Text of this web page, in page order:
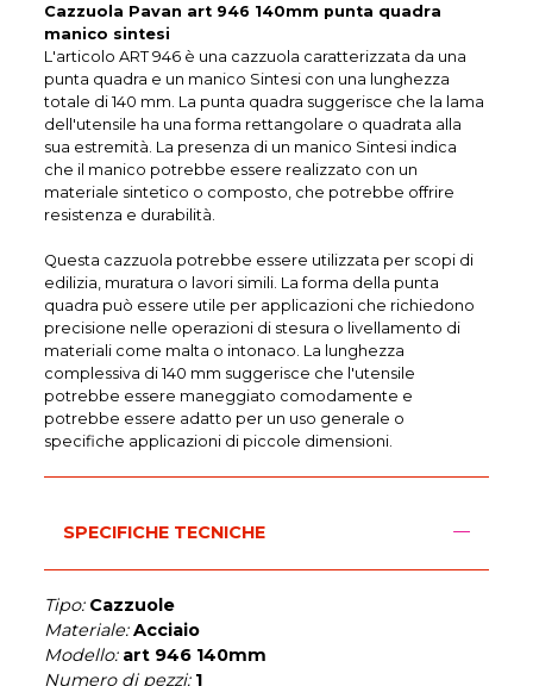
Cazzuola Pavan art 946 140mm punta quadra
manico sintesi
L'articolo ART 946 è una cazzuola caratterizzata da una
punta quadra e un manico Sintesi con una lunghezza
totale di 140 mm. La punta quadra suggerisce che la lama
dell'utensile ha una forma rettangolare o quadrata alla
sua estremità. La presenza di un manico Sintesi indica
che il manico potrebbe essere realizzato con un
materiale sintetico o composto, che potrebbe offrire
resistenza e durabilità.
Questa cazzuola potrebbe essere utilizzata per scopi di
edilizia, muratura o lavori simili. La forma della punta
quadra può essere utile per applicazioni che richiedono
precisione nelle operazioni di stesura o livellamento di
materiali come malta o intonaco. La lunghezza
complessiva di 140 mm suggerisce che l'utensile
potrebbe essere maneggiato comodamente e
potrebbe essere adatto per un uso generale o
specifiche applicazioni di piccole dimensioni.
SPECIFICHE TECNICHE
Tipo: Cazzuole
Materiale: Acciaio
Modello: art 946 140mm
Numero di pezzi: 1